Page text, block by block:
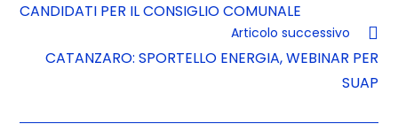
CANDIDATI PER IL CONSIGLIO COMUNALE
Articolo successivo
CATANZARO: SPORTELLO ENERGIA, WEBINAR PER
SUAP